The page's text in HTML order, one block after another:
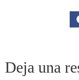
Tu dirección de